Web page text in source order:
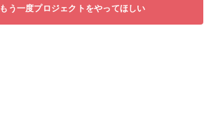
もう一度プロジェクトをやってほしい